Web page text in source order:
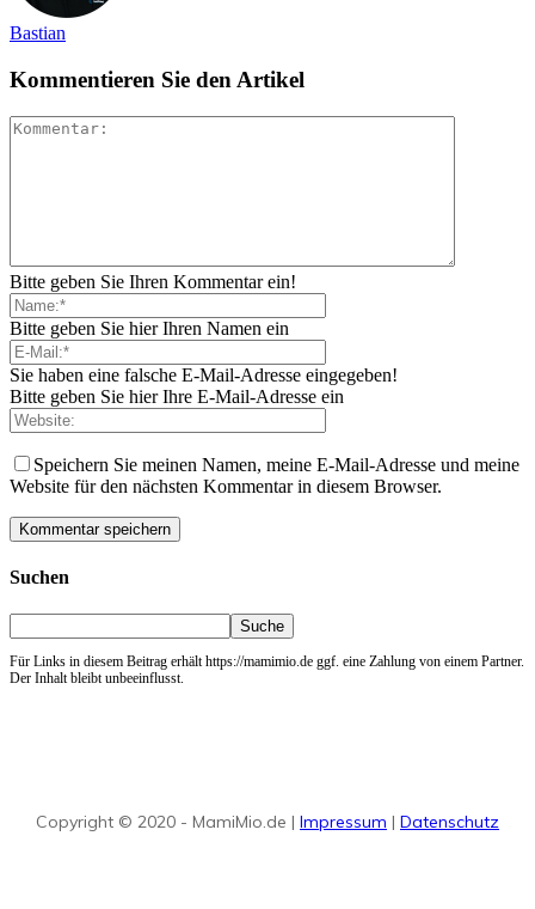
Bastian
Kommentieren Sie den Artikel
Bitte geben Sie Ihren Kommentar ein!
Bitte geben Sie hier Ihren Namen ein
Sie haben eine falsche E-Mail-Adresse eingegeben!
Bitte geben Sie hier Ihre E-Mail-Adresse ein
Speichern Sie meinen Namen, meine E-Mail-Adresse und meine
Website für den nächsten Kommentar in diesem Browser.
Suchen
Für Links in diesem Beitrag erhält https://mamimio.de ggf. eine Zahlung von einem Partner.
Der Inhalt bleibt unbeeinflusst.
Copyright © 2020 - MamiMio.de | Impressum | Datenschutz